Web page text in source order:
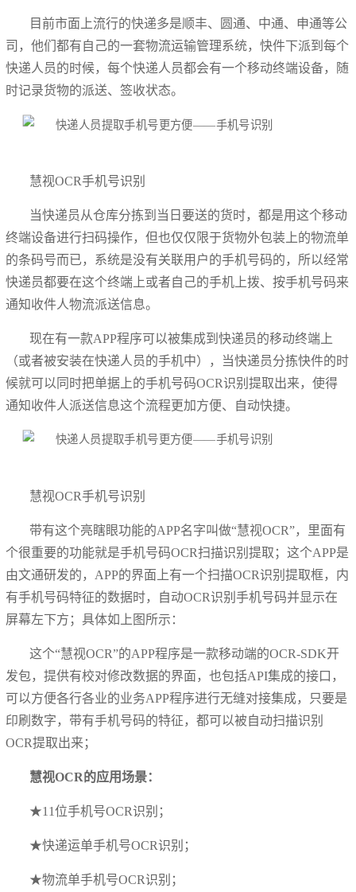
目前市面上流行的快递多是顺丰、圆通、中通、申通等公
司，他们都有自己的一套物流运输管理系统，快件下派到每个
快递人员的时候，每个快递人员都会有一个移动终端设备，随
时记录货物的派送、签收状态。
慧视OCR手机号识别
当快递员从仓库分拣到当日要送的货时，都是用这个移动
终端设备进行扫码操作，但也仅仅限于货物外包装上的物流单
的条码号而已，系统是没有关联用户的手机号码的，所以经常
快递员都要在这个终端上或者自己的手机上拨、按手机号码来
通知收件人物流派送信息。
现在有一款APP程序可以被集成到快递员的移动终端上
（或者被安装在快递人员的手机中），当快递员分拣快件的时
候就可以同时把单据上的手机号码OCR识别提取出来，使得
通知收件人派送信息这个流程更加方便、自动快捷。
慧视OCR手机号识别
带有这个亮瞎眼功能的APP名字叫做“慧视OCR”，里面有
个很重要的功能就是手机号码OCR扫描识别提取；这个APP是
由文通研发的，APP的界面上有一个扫描OCR识别提取框，内
有手机号码特征的数据时，自动OCR识别手机号码并显示在
屏幕左下方；具体如上图所示：
这个“慧视OCR”的APP程序是一款移动端的OCR-SDK开
发包，提供有校对修改数据的界面，也包括API集成的接口，
可以方便各行各业的业务APP程序进行无缝对接集成，只要是
印刷数字，带有手机号码的特征，都可以被自动扫描识别
OCR提取出来；
慧视OCR的应用场景：
★11位手机号OCR识别；
★快递运单手机号OCR识别；
★物流单手机号OCR识别；